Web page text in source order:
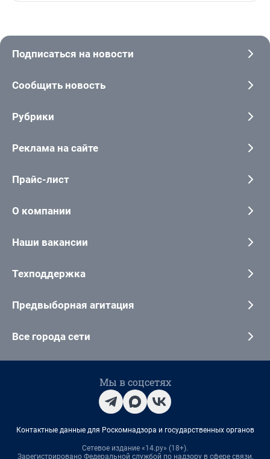
Подписаться на новости
Сообщить новость
Рубрики
Реклама на сайте
Прайс-лист
О компании
Наши вакансии
Техподдержка
Предвыборная агитация
Все города сети
Мы в соцсетях
Контактные данные для Роскомнадзора и государственных органов
Сетевое издание «14.ру» (18+).
Зарегистрировано Федеральной службой по надзору в сфере связи,